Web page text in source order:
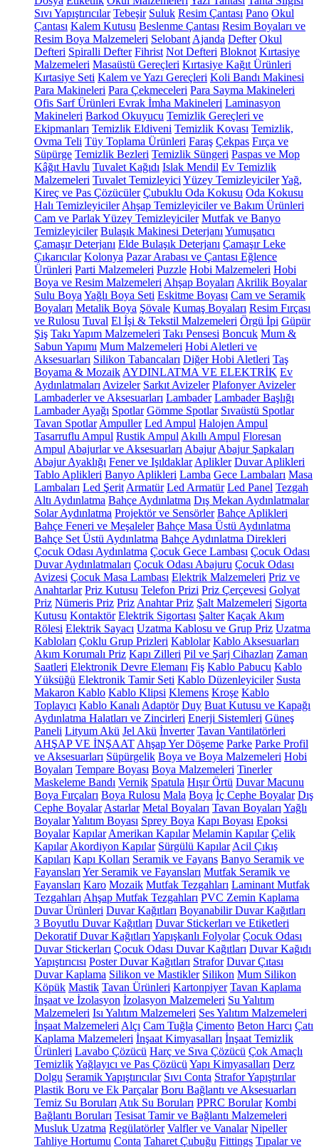
Sıvı Yapıştırıcılar Tebeşir Suluk Resim Çantası Pano Okul
Çantası Kalem Kutusu Beslenme Çantası Resim Boyaları ve
Resim Boya Malzemeleri Selobant Ajanda Defter Okul
Defteri Spiralli Defter Fihrist Not Defteri Bloknot Kırtasiye
Malzemeleri Masaüstü Gereçleri Kırtasiye Kağıt Ürünleri
Kırtasiye Seti Kalem ve Yazı Gereçleri Koli Bandı Makinesi
Para Makineleri Para Çekmeceleri Para Sayma Makineleri
Ofis Sarf Ürünleri Evrak İmha Makineleri Laminasyon
Makineleri Barkod Okuyucu Temizlik Gereçleri ve
Ekipmanları Temizlik Eldiveni Temizlik Kovası Temizlik,
Ovma Teli Tüy Toplama Ürünleri Faraş Çekpas Fırça ve
Süpürge Temizlik Bezleri Temizlik Süngeri Paspas ve Mop
Kâğıt Havlu Tuvalet Kağıdı Islak Mendil Ev Temizlik
Malzemeleri Tuvalet Temizleyici Yüzey TemizleyicilerYağ,
Kireç ve Pas Çözücüler Çubuklu Oda Kokusu Oda Kokusu
Halı Temizleyiciler Ahşap Temizleyiciler ve Bakım Ürünleri
Cam ve Parlak Yüzey Temizleyiciler Mutfak ve Banyo
Temizleyiciler Bulaşık Makinesi Deterjanı Yumuşatıcı
Çamaşır Deterjanı Elde Bulaşık Deterjanı Çamaşır Leke
Çıkarıcılar Kolonya Pazar Arabası ve Çantası Eğlence
Ürünleri Parti Malzemeleri Puzzle Hobi Malzemeleri Hobi
Boya ve Resim Malzemeleri Ahşap Boyaları Akrilik Boyalar
Sulu Boya Yağlı Boya Seti Eskitme Boyası Cam ve Seramik
Boyaları Metalik Boya Şövale Kumaş Boyaları Resim Fırçası
ve Rulosu Tuval El İşi & Tekstil Malzemeleri Örgü İpi Güpür
Şiş Takı Yapım Malzemeleri Takı Pensesi Boncuk Mum &
Sabun Yapımı Mum Malzemeleri Hobi Aletleri ve
Aksesuarları Silikon Tabancaları Diğer Hobi Aletleri Taş
Boyama & Mozaik AYDINLATMA VE ELEKTRİK Ev
Aydınlatmaları Avizeler Sarkıt Avizeler Plafonyer Avizeler
Lambaderler ve Aksesuarları Lambader Lambader Başlığı
Lambader Ayağı Spotlar Gömme Spotlar Sıvaüstü Spotlar
Tavan Spotlar Ampuller Led Ampul Halojen Ampul
Tasarruflu Ampul Rustik Ampul Akıllı Ampul Floresan
Ampul Abajurlar ve Aksesuarları Abajur Abajur Şapkaları
Abajur Ayaklığı Fener ve Işıldaklar Aplikler Duvar Aplikleri
Tablo Aplikleri Banyo Aplikleri Lamba Gece Lambaları Masa
Lambaları Led Şerit Armatür Led Armatür Led Panel Tezgah
Altı Aydınlatma Bahçe Aydınlatma Dış Mekan Aydınlatmalar
Solar Aydınlatma Projektör ve Sensörler Bahçe Aplikleri
Bahçe Feneri ve Meşaleler Bahçe Masa Üstü Aydınlatma
Bahçe Set Üstü Aydınlatma Bahçe Aydınlatma Direkleri
Çocuk Odası Aydınlatma Çocuk Gece Lambası Çocuk Odası
Duvar Aydınlatmaları Çocuk Odası Abajuru Çocuk Odası
Avizesi Çocuk Masa Lambası Elektrik Malzemeleri Priz ve
Anahtarlar Priz Kutusu Telefon Prizi Priz Çerçevesi Golyat
Priz Nümeris Priz Priz Anahtar Priz Şalt Malzemeleri Sigorta
Kutusu Kontaktör Elektrik Sigortası Şalter Kaçak Akım
Rölesi Elektrik Sayacı Uzatma Kablosu ve Grup Priz Uzatma
Kabloları Çoklu Grup Prizleri Kablolar Kablo Aksesuarları
Akım Korumalı Priz Kapı Zilleri Pil ve Şarj Cihazları Zaman
Saatleri Elektronik Devre Elemanı Fiş Kablo Pabucu Kablo
Yüksüğü Elektronik Tamir Seti Kablo Düzenleyiciler Susta
Makaron Kablo Kablo Klipsi Klemens Kroşe Kablo
Toplayıcı Kablo Kanalı Adaptör Duy Buat Kutusu ve Kapağı
Aydınlatma Halatları ve Zincirleri Enerji Sistemleri Güneş
Paneli Lityum Akü Jel Akü İnverter Tavan Vantilatörleri
AHŞAP VE İNŞAAT Ahşap Yer Döşeme Parke Parke Profil
ve Aksesuarları Süpürgelik Boya ve Boya Malzemeleri Hobi
Boyaları Tempare Boyası Boya Malzemeleri Tinerler
Maskeleme Bandı Vernik Spatula Hışır Örtü Duvar Macunu
Boya Fırçaları Boya Rulosu Mala Boya İç Cephe Boyalar Dış
Cephe Boyalar Astarlar Metal Boyaları Tavan Boyaları Yağlı
BoyalarYalıtım Boyası Sprey Boya Kapı Boyası Epoksi
Boyalar Kapılar Amerikan Kapılar Melamin Kapılar Çelik
Kapılar Akordiyon Kapılar Sürgülü Kapılar Acil Çıkış
Kapıları Kapı Kolları Seramik ve Fayans Banyo Seramik ve
Fayansları Yer Seramik ve Fayansları Mutfak Seramik ve
Fayansları Karo Mozaik Mutfak Tezgahları Laminant Mutfak
Tezgahları Ahşap Mutfak Tezgahları PVC Zemin Kaplama
Duvar Ürünleri Duvar Kağıtları Boyanabilir Duvar Kağıtları
3 Boyutlu Duvar Kağıtları Duvar Stickerları ve Etiketleri
Dekoratif Duvar Kağıtları Yapışkanlı Folyolar Çocuk Odası
Duvar Stickerları Çocuk Odası Duvar Kağıtları Duvar Kağıdı
Yapıştırıcısı Poster Duvar Kağıtları Strafor Duvar Çıtası
Duvar Kaplama Silikon ve Mastikler Silikon Mum Silikon
Köpük Mastik Tavan Ürünleri Kartonpiyer Tavan Kaplama
İnşaat ve İzolasyon İzolasyon Malzemeleri Su Yalıtım
Malzemeleri Isı Yalıtım Malzemeleri Ses Yalıtım Malzemeleri
İnşaat Malzemeleri Alçı Cam Tuğla Çimento Beton Harcı Çatı
Kaplama Malzemeleri İnşaat Kimyasalları İnşaat Temizlik
Ürünleri Lavabo Çözücü Harç ve Sıva Çözücü Çok Amaçlı
TemizlikYağlayıcı ve Pas Çözücü Yapı Kimyasalları Derz
Dolgu Seramik Yapıştırıcılar Sıvı Conta Strafor Yapıştırılar
Plastik Boru ve Ek Parçalar Boru Bağlantı ve Aksesuarları
Temiz Su Boruları Atık Su Boruları PPRC Borular Kombi
Bağlantı Boruları Tesisat Tamir ve Bağlantı Malzemeleri
Musluk Uzatma Regülatörler Valfler ve Vanalar Nipeller
Tahliye Hortumu Conta Taharet Çubuğu Fittings Tıpalar ve